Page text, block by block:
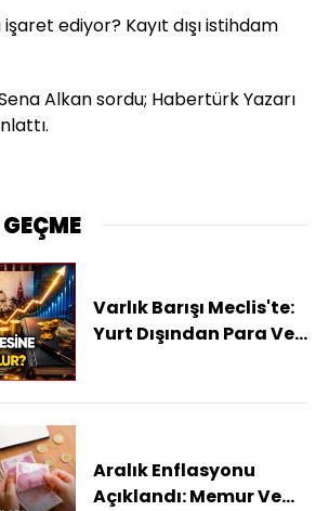
ediyor? Kayıt dışı istihdam
Alkan sordu; Habertürk Yazarı
Varlık Barışı Meclis'te:
Yurt Dışından Para Ve
Aralık Enflasyonu
Açıklandı: Memur Ve